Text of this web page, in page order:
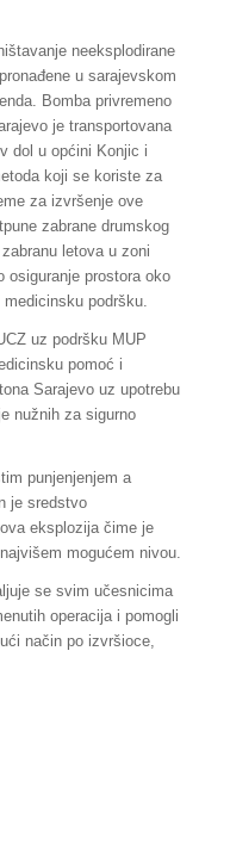
neeksplodirane
u sarajevskom
Bomba privremeno
je transportovana
dol u općini Konjic i
koji se koriste za
za izvršenje ove
zabrane drumskog
letova u zoni
osiguranje prostora oko
medicinsku podršku.
uz podršku MUP
pomoć i
Sarajevo uz upotrebu
nužnih za sigurno
punjenjenjem a
je sredstvo
eksplozija čime je
mogućem nivou.
se svim učesnicima
operacija i pomogli
način po izvršioce,